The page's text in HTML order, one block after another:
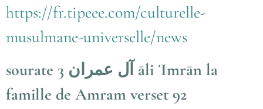
https://fr.tipeee.com/culturelle-
musulmane-universelle/news
sourate 3 آل عمران āli ʿImrān la
famille de Amram verset 92